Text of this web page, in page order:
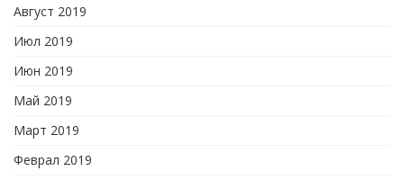
Август 2019
Июл 2019
Июн 2019
Май 2019
Март 2019
Феврал 2019